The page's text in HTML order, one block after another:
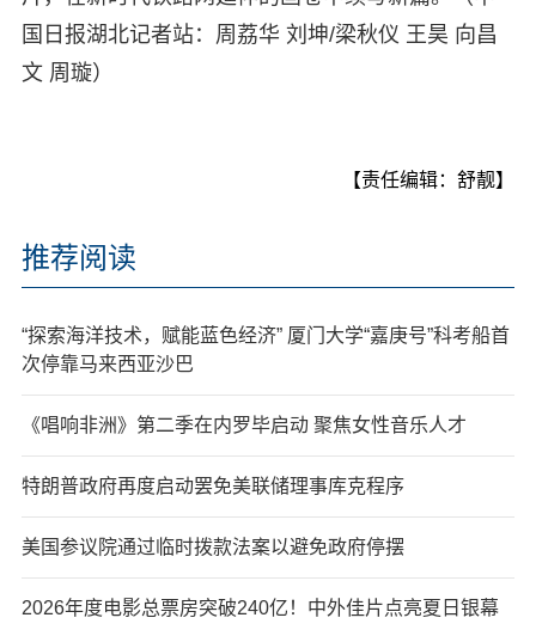
国日报湖北记者站：周荔华 刘坤/梁秋仪 王昊 向昌
文 周璇）
【责任编辑：舒靓】
推荐阅读
“探索海洋技术，赋能蓝色经济” 厦门大学“嘉庚号”科考船首
次停靠马来西亚沙巴
《唱响非洲》第二季在内罗毕启动 聚焦女性音乐人才
特朗普政府再度启动罢免美联储理事库克程序
美国参议院通过临时拨款法案以避免政府停摆
2026年度电影总票房突破240亿！中外佳片点亮夏日银幕